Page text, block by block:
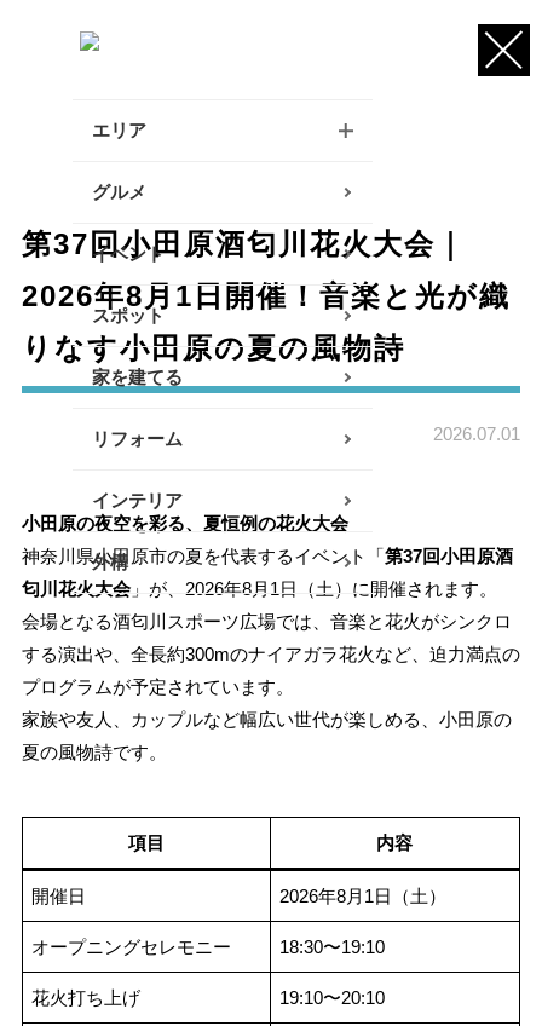
エリア
逗子・葉山・三浦エリア
鎌倉・大船エリア
藤沢・辻堂・江ノ島エリア
茅ヶ崎・寒川エリア
小田原エリア
南足柄・開成・山北エリア
真鶴・湯河原エリア
秦野・伊勢原エリア
その他
グルメ
イベント
スポット
家を建てる
リフォーム
インテリア
外構
第37回小田原酒匂川花火大会｜
2026年8月1日開催！音楽と光が織
りなす小田原の夏の風物詩
2026.07.01
小田原の夜空を彩る、夏恒例の花火大会
神奈川県小田原市の夏を代表するイベント「第37回小田原酒
匂川花火大会」が、2026年8月1日（土）に開催されます。
会場となる酒匂川スポーツ広場では、音楽と花火がシンクロ
する演出や、全長約300mのナイアガラ花火など、迫力満点の
プログラムが予定されています。
家族や友人、カップルなど幅広い世代が楽しめる、小田原の
夏の風物詩です。
項目 内容
開催日 2026年8月1日（土）
オープニングセレモニー 18:30〜19:10
花火打ち上げ 19:10〜20:10